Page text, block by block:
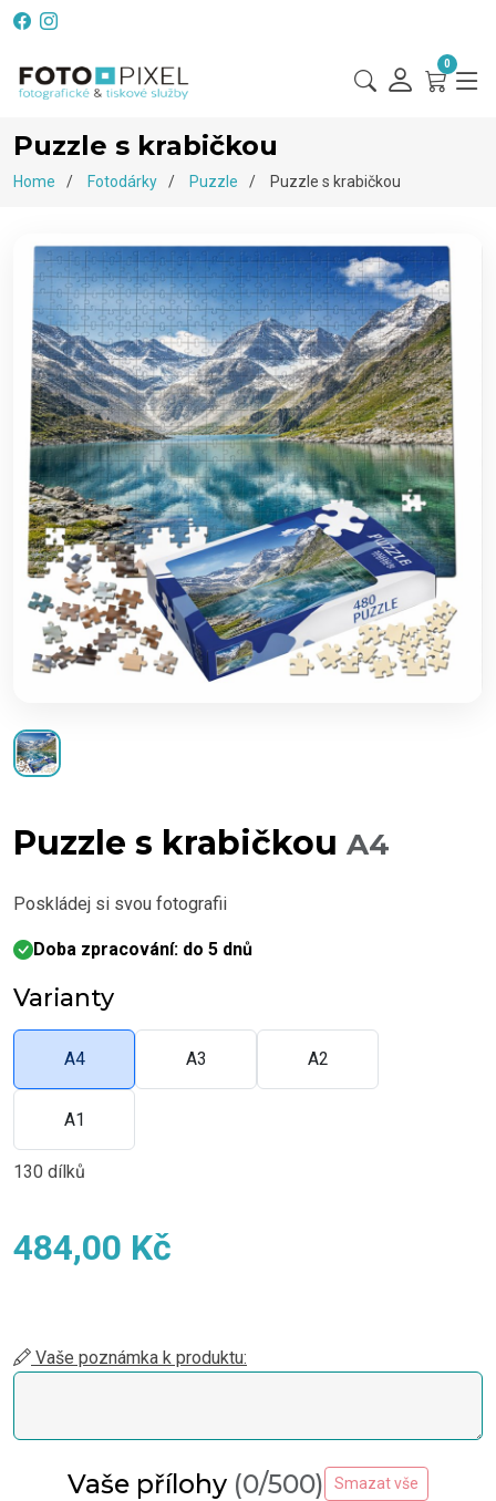
0
Puzzle s krabičkou
Home Fotodárky Puzzle Puzzle s krabičkou
Puzzle s krabičkou A4
Poskládej si svou fotografii
Doba zpracování: do 5 dnů
Varianty
A4 A3 A2
A1
130 dílků
484,00 Kč
Vaše poznámka k produktu:
Vaše přílohy (0/500) Smazat vše